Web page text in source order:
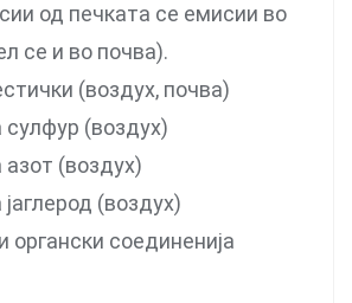
од печката се емисии во
се и во почва).
(воздух, почва)
(воздух)
(воздух)
(воздух)
органски соединенија